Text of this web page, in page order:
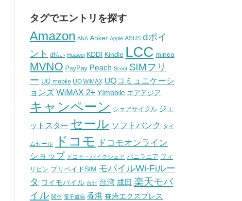
タグでエントリを探す
Amazon ANA Anker Apple ASUS dポイ
ント
d払い Huawei KDDI Kindle LCC mineo
MVNO PayPay Peach Scoot SIMフリ
ー UQ mobile UQ WiMAX UQコミュニケーシ
ョンズ WiMAX 2+ Y!mobile エアアジア
キャンペーン シェアサイクル ジェ
ットスター セール ソフトバンク タイ
ムセール ドコモ
ドコモオンライン
ショップ ドコモ・バイクシェア バニラエア フィ
リピン プリペイドSIM モバイルWi-Fiルー
タ ワイモバイル 台北 台湾 成田 楽天モバ
イル 関空 電子書籍 香港 香港エクスプレス